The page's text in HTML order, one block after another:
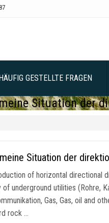
GESTELLTE FRAGEN
Situation der
Situation der
of horizontal directional
of underground utilities (Rohre,
Gas, Gas,oil and
rock …